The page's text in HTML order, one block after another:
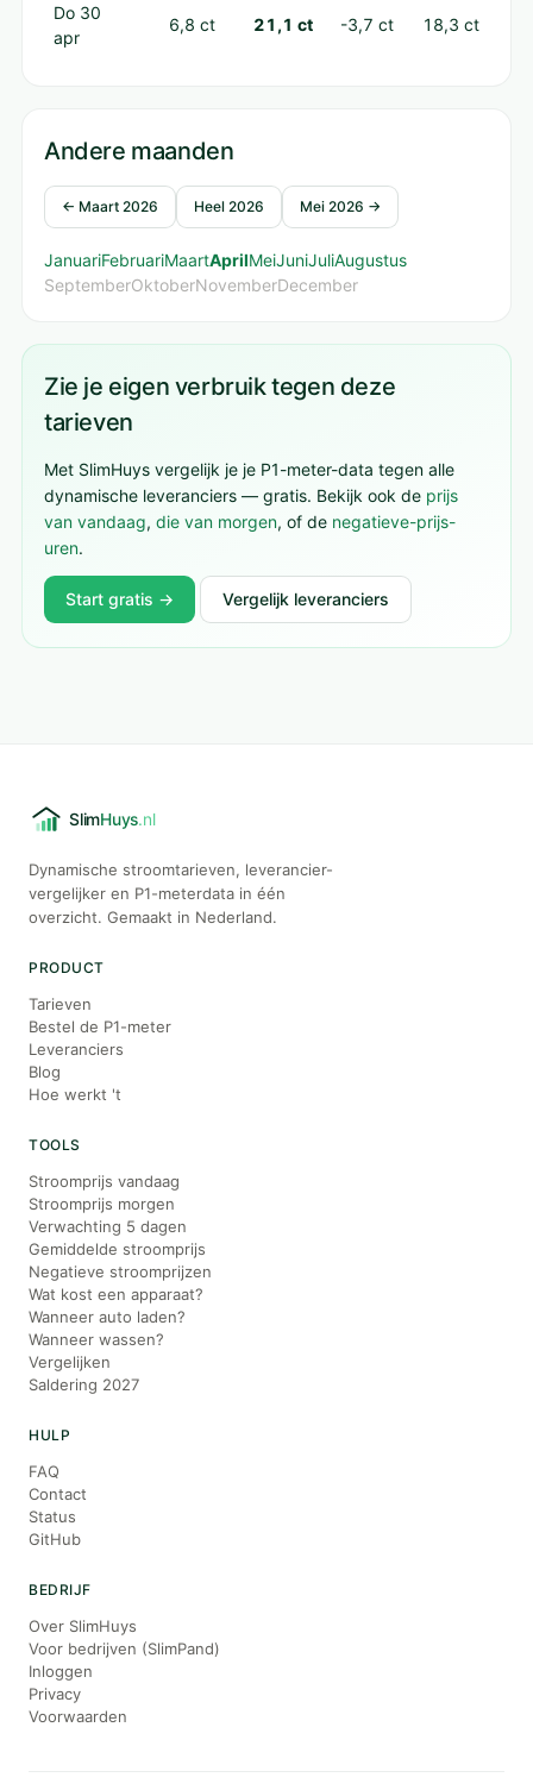
Do 30
apr
6,8 ct 21,1 ct -3,7 ct 18,3 ct
Andere maanden
← Maart 2026 Heel 2026 Mei 2026 →
JanuariFebruariMaartAprilMeiJuniJuliAugustus
SeptemberOktoberNovemberDecember
Zie je eigen verbruik tegen deze
tarieven
Met SlimHuys vergelijk je je P1-meter-data tegen alle
dynamische leveranciers — gratis. Bekijk ook de prijs
van vandaag, die van morgen, of de negatieve-prijs-
uren.
Start gratis → Vergelijk leveranciers
Dynamische stroomtarieven, leverancier-
vergelijker en P1-meterdata in één
overzicht. Gemaakt in Nederland.
PRODUCT
Tarieven
Bestel de P1-meter
Leveranciers
Blog
Hoe werkt 't
TOOLS
Stroomprijs vandaag
Stroomprijs morgen
Verwachting 5 dagen
Gemiddelde stroomprijs
Negatieve stroomprijzen
Wat kost een apparaat?
Wanneer auto laden?
Wanneer wassen?
Vergelijken
Saldering 2027
HULP
FAQ
Contact
Status
GitHub
BEDRIJF
Over SlimHuys
Voor bedrijven (SlimPand)
Inloggen
Privacy
Voorwaarden